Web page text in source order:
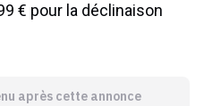
€ pour la déclinaison
après cette annonce